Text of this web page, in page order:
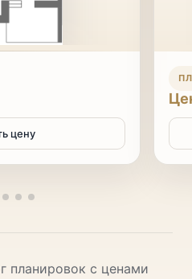
цену
планировок с ценами